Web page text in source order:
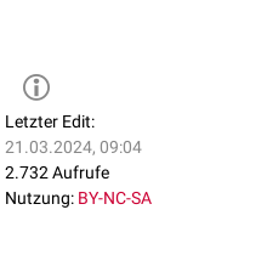
Letzter Edit:
21.03.2024, 09:04
2.732 Aufrufe
Nutzung: BY-NC-SA